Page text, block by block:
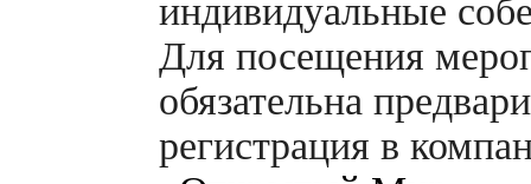
индивидуальные
Для посещения
обязательна
регистрация в